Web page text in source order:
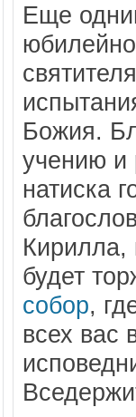
Еще
Божия.
учению и
натиска
Кирилла,
будет
собор,
всех вас